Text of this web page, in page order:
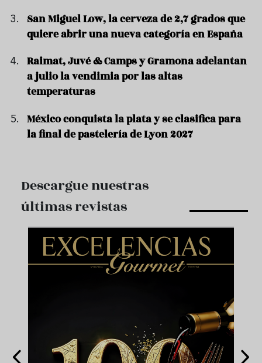
San Miguel Low, la cerveza de 2,7 grados que
quiere abrir una nueva categoría en España
Raimat, Juvé & Camps y Gramona adelantan
a julio la vendimia por las altas
temperaturas
México conquista la plata y se clasifica para
la final de pastelería de Lyon 2027
Descargue nuestras
últimas revistas